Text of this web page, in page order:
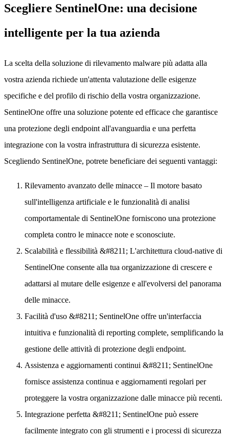
Scegliere SentinelOne: una decisione
intelligente per la tua azienda
La scelta della soluzione di rilevamento malware più adatta alla
vostra azienda richiede un'attenta valutazione delle esigenze
specifiche e del profilo di rischio della vostra organizzazione.
SentinelOne offre una soluzione potente ed efficace che garantisce
una protezione degli endpoint all'avanguardia e una perfetta
integrazione con la vostra infrastruttura di sicurezza esistente.
Scegliendo SentinelOne, potrete beneficiare dei seguenti vantaggi:
Rilevamento avanzato delle minacce – Il motore basato
sull'intelligenza artificiale e le funzionalità di analisi
comportamentale di SentinelOne forniscono una protezione
completa contro le minacce note e sconosciute.
Scalabilità e flessibilità &#8211; L'architettura cloud-native di
SentinelOne consente alla tua organizzazione di crescere e
adattarsi al mutare delle esigenze e all'evolversi del panorama
delle minacce.
Facilità d'uso &#8211; SentinelOne offre un'interfaccia
intuitiva e funzionalità di reporting complete, semplificando la
gestione delle attività di protezione degli endpoint.
Assistenza e aggiornamenti continui &#8211; SentinelOne
fornisce assistenza continua e aggiornamenti regolari per
proteggere la vostra organizzazione dalle minacce più recenti.
Integrazione perfetta &#8211; SentinelOne può essere
facilmente integrato con gli strumenti e i processi di sicurezza